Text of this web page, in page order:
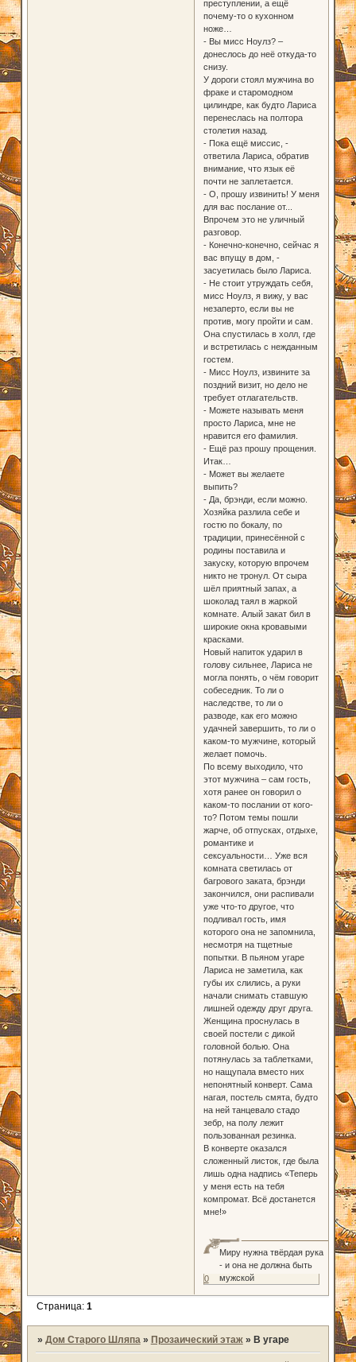
преступлении, а ещё
почему-то о кухонном
ноже…
- Вы мисс Ноулз? –
донеслось до неё откуда-то
снизу.
У дороги стоял мужчина во
фраке и старомодном
цилиндре, как будто Лариса
перенеслась на полтора
столетия назад.
- Пока ещё миссис, -
ответила Лариса, обратив
внимание, что язык её
почти не заплетается.
- О, прошу извинить! У меня
для вас послание от...
Впрочем это не уличный
разговор.
- Конечно-конечно, сейчас я
вас впущу в дом, -
засуетилась было Лариса.
- Не стоит утруждать себя,
мисс Ноулз, я вижу, у вас
незаперто, если вы не
против, могу пройти и сам.
Она спустилась в холл, где
и встретилась с нежданным
гостем.
- Мисс Ноулз, извините за
поздний визит, но дело не
требует отлагательств.
- Можете называть меня
просто Лариса, мне не
нравится его фамилия.
- Ещё раз прошу прощения.
Итак…
- Может вы желаете
выпить?
- Да, брэнди, если можно.
Хозяйка разлила себе и
гостю по бокалу, по
традиции, принесённой с
родины поставила и
закуску, которую впрочем
никто не тронул. От сыра
шёл приятный запах, а
шоколад таял в жаркой
комнате. Алый закат бил в
широкие окна кровавыми
красками.
Новый напиток ударил в
голову сильнее, Лариса не
могла понять, о чём говорит
собеседник. То ли о
наследстве, то ли о
разводе, как его можно
удачней завершить, то ли о
каком-то мужчине, который
желает помочь.
По всему выходило, что
этот мужчина – сам гость,
хотя ранее он говорил о
каком-то послании от кого-
то? Потом темы пошли
жарче, об отпусках, отдыхе,
романтике и
сексуальности… Уже вся
комната светилась от
багрового заката, брэнди
закончился, они распивали
уже что-то другое, что
подливал гость, имя
которого она не запомнила,
несмотря на тщетные
попытки. В пьяном угаре
Лариса не заметила, как
губы их слились, а руки
начали снимать ставшую
лишней одежду друг друга.
Женщина проснулась в
своей постели с дикой
головной болью. Она
потянулась за таблетками,
но нащупала вместо них
непонятный конверт. Сама
нагая, постель смята, будто
на ней танцевало стадо
зебр, на полу лежит
пользованная резинка.
В конверте оказался
сложенный листок, где была
лишь одна надпись «Теперь
у меня есть на тебя
компромат. Всё достанется
мне!»
Миру нужна твёрдая рука
- и она не должна быть
мужской
0
Страница: 1
» Дом Старого Шляпа » Прозаический этаж » В угаре